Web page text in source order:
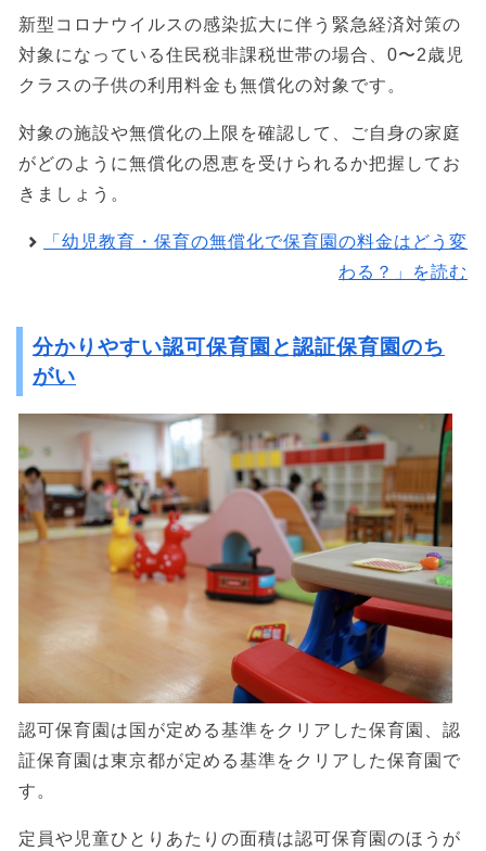
新型コロナウイルスの感染拡大に伴う緊急経済対策の
対象になっている住民税非課税世帯の場合、0〜2歳児
クラスの子供の利用料金も無償化の対象です。
対象の施設や無償化の上限を確認して、ご自身の家庭
がどのように無償化の恩恵を受けられるか把握してお
きましょう。
「幼児教育・保育の無償化で保育園の料金はどう変
わる？」を読む
分かりやすい認可保育園と認証保育園のち
がい
認可保育園は国が定める基準をクリアした保育園、認
証保育園は東京都が定める基準をクリアした保育園で
す。
定員や児童ひとりあたりの面積は認可保育園のほうが